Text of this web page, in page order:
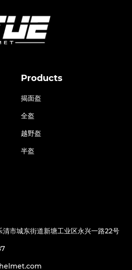
Products
揭面盔
全盔
越野盔
半盔
清市城东街道新塘工业区永兴一路22号